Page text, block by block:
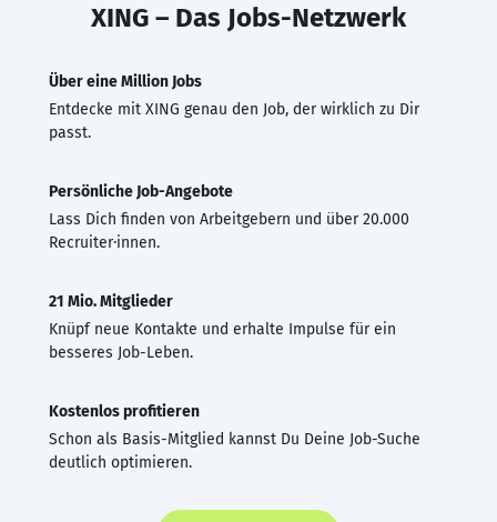
XING – Das Jobs-Netzwerk
Über eine Million Jobs
Entdecke mit XING genau den Job, der wirklich zu Dir
passt.
Persönliche Job-Angebote
Lass Dich finden von Arbeitgebern und über 20.000
Recruiter·innen.
21 Mio. Mitglieder
Knüpf neue Kontakte und erhalte Impulse für ein
besseres Job-Leben.
Kostenlos profitieren
Schon als Basis-Mitglied kannst Du Deine Job-Suche
deutlich optimieren.